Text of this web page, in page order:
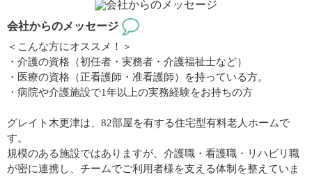
会社からのメッセージ
＜こんな方にオススメ！＞
・介護の資格（初任者・実務者・介護福祉士など）
・医療の資格（正看護師・准看護師）を持っている方。
・病院や介護施設で1年以上の実務経験をお持ちの方
グレイト木更津は、82部屋を有する住宅型有料老人ホームで
す。
規模のある施設ではありますが、介護職・看護職・リハビリ職
が密に連携し、チームでご利用者様を支える体制を整えていま